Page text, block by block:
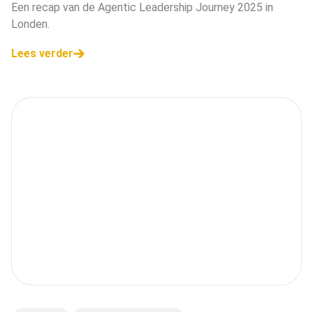
Een recap van de Agentic Leadership Journey 2025 in
Londen.
Lees verder